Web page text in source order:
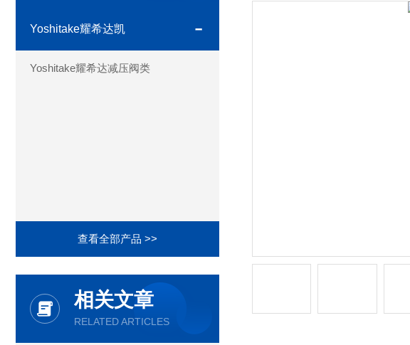
Yoshitake耀希达凯
Yoshitake耀希达减压阀类
查看全部产品 >>
相关文章
RELATED ARTICLES